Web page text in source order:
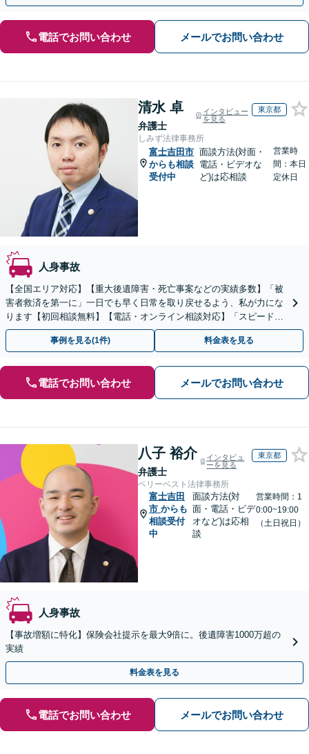
電話でお問い合わせ メールでお問い合わせ
清水 卓
弁護士
インタビュー
を見る
東京都
しみず法律事務所
富士吉田市
からも相談
受付中
面談方法(対面・
電話・ビデオな
ど)は応相談
営業時
間：本日
定休日
人身事故
【全国エリア対応】【重大後遺障害・死亡事案などの実績多数】「被
害者救済を第一に」一日でも早く日常を取り戻せるよう、私が力にな
ります【初回相談無料】【電話・オンライン相談対応】「スピード対
応・納得できる解決を」「刑事裁判のニーズにも対応」
事例を見る(1件) 料金表を見る
電話でお問い合わせ メールでお問い合わせ
八子 裕介
弁護士
インタビュ
ーを見る
東京都
ベリーベスト法律事務所
富士吉田
市 からも
相談受付
中
面談方法(対
面・電話・ビデ
オなど)は応相
談
営業時間：1
0:00~19:00
（土日祝日）
人身事故
【事故増額に特化】保険会社提示を最大9倍に。後遺障害1000万超の
実績
料金表を見る
電話でお問い合わせ メールでお問い合わせ